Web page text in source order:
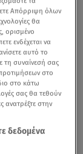
Απόρριψη όλων
θα
ορισμένο
ενδέχεται να
αυτό το
τη συναίνεσή σας
στο
στο κάτω
σας θα τεθούν
ανατρέξτε στην
δεδομένα